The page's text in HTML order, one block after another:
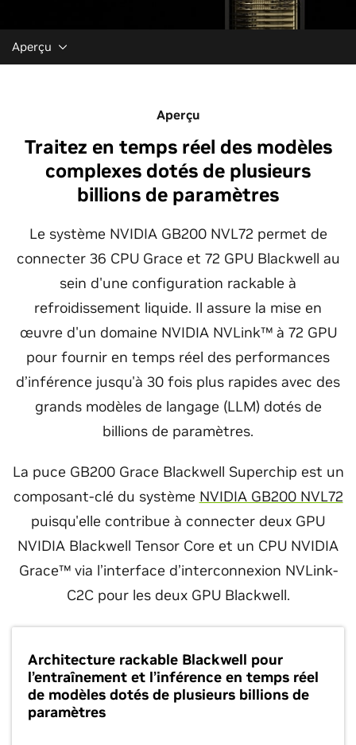
Aperçu
Aperçu
Traitez en temps réel des modèles
complexes dotés de plusieurs
billions de paramètres
Le système NVIDIA GB200 NVL72 permet de
connecter 36 CPU Grace et 72 GPU Blackwell au
sein d'une configuration rackable à
refroidissement liquide. Il assure la mise en
œuvre d'un domaine NVIDIA NVLink™ à 72 GPU
pour fournir en temps réel des performances
d’inférence jusqu'à 30 fois plus rapides avec des
grands modèles de langage (LLM) dotés de
billions de paramètres.
La puce GB200 Grace Blackwell Superchip est un
composant-clé du système NVIDIA GB200 NVL72
puisqu'elle contribue à connecter deux GPU
NVIDIA Blackwell Tensor Core et un CPU NVIDIA
Grace™ via l’interface d’interconnexion NVLink-
C2C pour les deux GPU Blackwell.
Architecture rackable Blackwell pour
l’entraînement et l’inférence en temps réel
de modèles dotés de plusieurs billions de
paramètres